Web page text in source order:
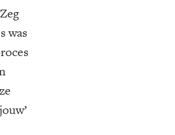
was